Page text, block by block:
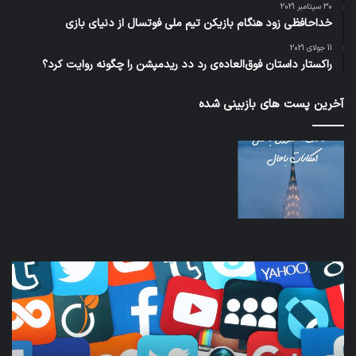
30 سپتامبر 2021
خداحافظی زود هنگام بازیکن تیم ملی فوتسال از دنیای بازی
11 جولای 2021
راکستار داستان فوق‌العاده‌ی رد دد ریدمپشن را چگونه روایت کرد؟
آخرین پست های بازبینی شده
نخستین
وسیله
کاملا
خودران
نقلیه